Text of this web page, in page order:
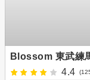
Blossom 東武練
4.4